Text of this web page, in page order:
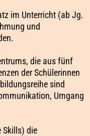
im Unterricht (ab Jg.
und
die aus fünf
der Schülerinnen
sind
Umgang
Skills) die